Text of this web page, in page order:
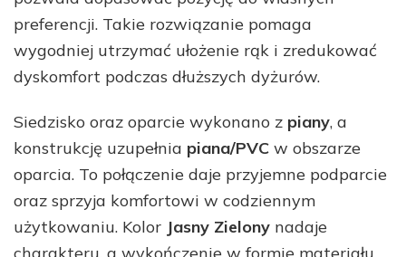
preferencji. Takie rozwiązanie pomaga
wygodniej utrzymać ułożenie rąk i zredukować
dyskomfort podczas dłuższych dyżurów.
Siedzisko oraz oparcie wykonano z piany, a
konstrukcję uzupełnia piana/PVC w obszarze
oparcia. To połączenie daje przyjemne podparcie
oraz sprzyja komfortowi w codziennym
użytkowaniu. Kolor Jasny Zielony nadaje